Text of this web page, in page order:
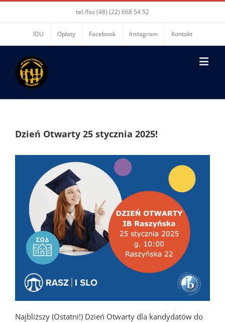
tel./fax (48) (22) 668 54 52
IDU Opłaty Facebook Instagram Kontakt
Dzień Otwarty 25 stycznia 2025!
Najbliższy (Ostatni!) Dzień Otwarty dla kandydatów do